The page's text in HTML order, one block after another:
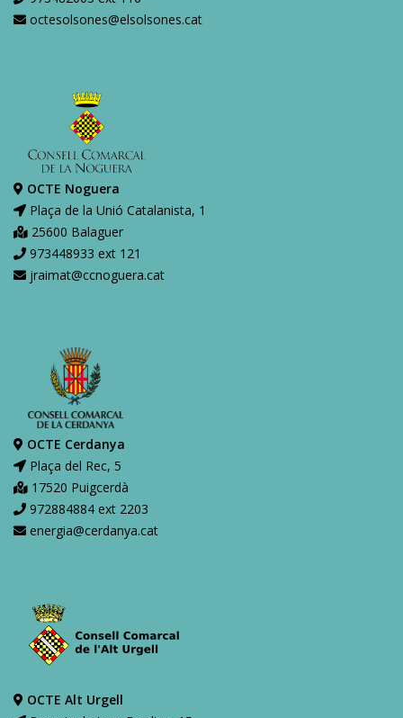
octesolsones@elsolsones.cat
OCTE Noguera
Plaça de la Unió Catalanista, 1
25600 Balaguer
973448933 ext 121
jraimat@ccnoguera.cat
OCTE Cerdanya
Plaça del Rec, 5
17520 Puigcerdà
972884884 ext 2203
energia@cerdanya.cat
OCTE Alt Urgell